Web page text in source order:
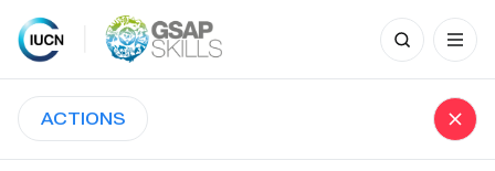
Skip
content
Search
for:
ACTIONS